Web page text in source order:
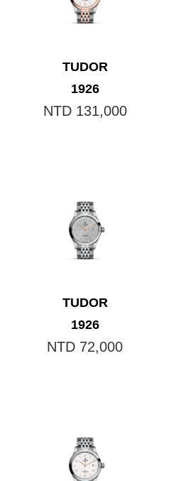
TUDOR
1926
NTD 131,000
TUDOR
1926
NTD 72,000